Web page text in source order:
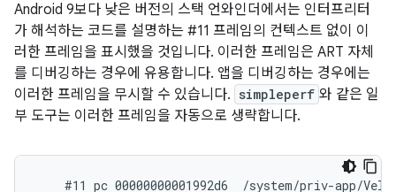
Android 9보다 낮은 버전의 스택 언와인더에서는 인터프리터
가 해석하는 코드를 설명하는 #11 프레임의 컨텍스트 없이 이
러한 프레임을 표시했을 것입니다. 이러한 프레임은 ART 자체
를 디버깅하는 경우에 유용합니다. 앱을 디버깅하는 경우에는
이러한 프레임을 무시할 수 있습니다. simpleperf 와 같은 일
부 도구는 이러한 프레임을 자동으로 생략합니다.